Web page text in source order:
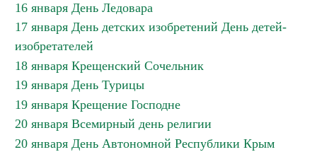
16 января День Ледовара
17 января День детских изобретений День детей-
изобретателей
18 января Крещенский Сочельник
19 января День Турицы
19 января Крещение Господне
20 января Всемирный день религии
20 января День Автономной Республики Крым